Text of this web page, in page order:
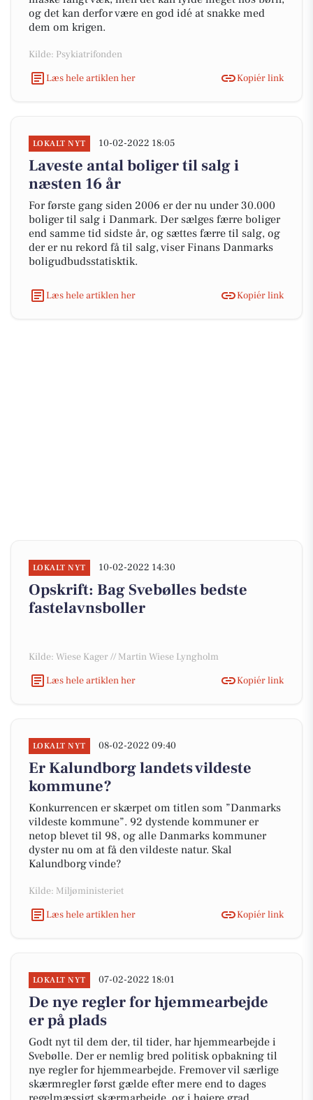
og det kan derfor være en god idé at snakke med
dem om krigen.
Kilde: Psykiatrifonden
Læs hele artiklen her
Kopiér link
LOKALT NYT 10-02-2022 18:05
Laveste antal boliger til salg i
næsten 16 år
For første gang siden 2006 er der nu under 30.000
boliger til salg i Danmark. Der sælges færre boliger
end samme tid sidste år, og sættes færre til salg, og
der er nu rekord få til salg, viser Finans Danmarks
boligudbudsstatisktik.
Læs hele artiklen her Kopiér link
LOKALT NYT 10-02-2022 14:30
Opskrift: Bag Svebølles bedste
fastelavnsboller
Kilde: Wiese Kager // Martin Wiese Lyngholm
Læs hele artiklen her
Kopiér link
LOKALT NYT 08-02-2022 09:40
Er Kalundborg landets vildeste
kommune?
Konkurrencen er skærpet om titlen som ”Danmarks
vildeste kommune”. 92 dystende kommuner er
netop blevet til 98, og alle Danmarks kommuner
dyster nu om at få den vildeste natur. Skal
Kalundborg vinde?
Kilde: Miljøministeriet
Læs hele artiklen her
Kopiér link
LOKALT NYT 07-02-2022 18:01
De nye regler for hjemmearbejde
er på plads
Godt nyt til dem der, til tider, har hjemmearbejde i
Svebølle. Der er nemlig bred politisk opbakning til
nye regler for hjemmearbejde. Fremover vil særlige
skærmregler først gælde efter mere end to dages